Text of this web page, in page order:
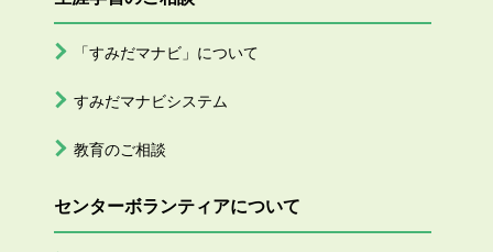
「すみだマナビ」について
すみだマナビシステム
教育のご相談
センターボランティアについて